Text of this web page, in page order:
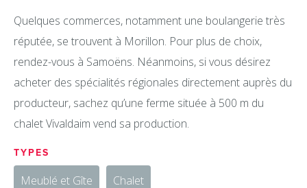
Quelques commerces, notamment une boulangerie très
réputée, se trouvent à Morillon. Pour plus de choix,
rendez-vous à Samoëns. Néanmoins, si vous désirez
acheter des spécialités régionales directement auprès du
producteur, sachez qu’une ferme située à 500 m du
chalet Vivaldaim vend sa production.
TYPES
Meublé et Gîte Chalet